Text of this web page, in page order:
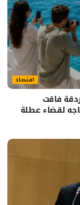
اقتصاد
فاقت
لقضاء عطلة